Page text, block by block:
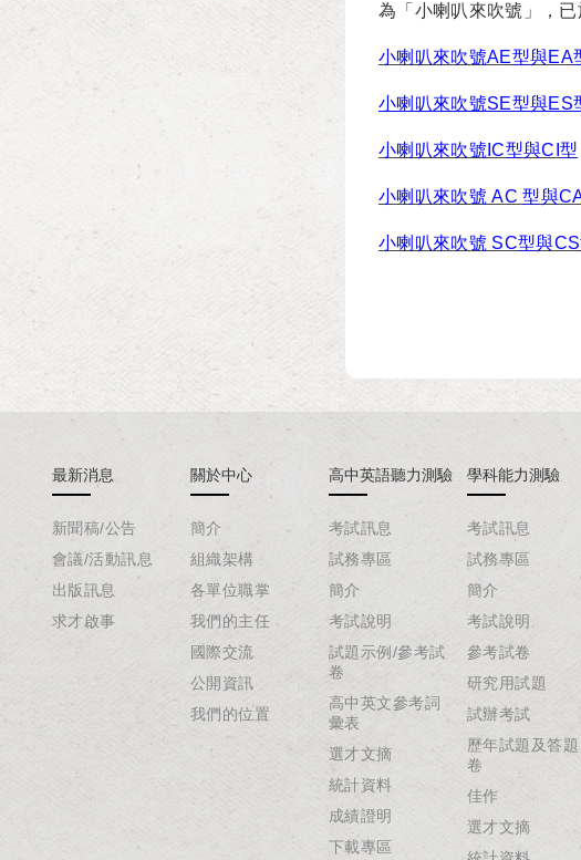
為「小喇叭來吹號」，
小喇叭來吹號AE型與EA
小喇叭來吹號SE型與ES
小喇叭來吹號IC型與CI型
小喇叭來吹號 AC 型與
小喇叭來吹號 SC型與
最新消息
新聞稿/公告
會議/活動訊息
出版訊息
求才啟事
關於中心
簡介
組織架構
各單位職掌
我們的主任
國際交流
公開資訊
我們的位置
高中英語聽力測驗
考試訊息
試務專區
簡介
考試說明
試題示例/參考試
卷
高中英文參考詞
彙表
選才文摘
統計資料
成績證明
下載專區
學科能力測驗
考試訊息
試務專區
簡介
考試說明
參考試卷
研究用試題
試辦考試
歷年試題及答題
卷
佳作
選才文摘